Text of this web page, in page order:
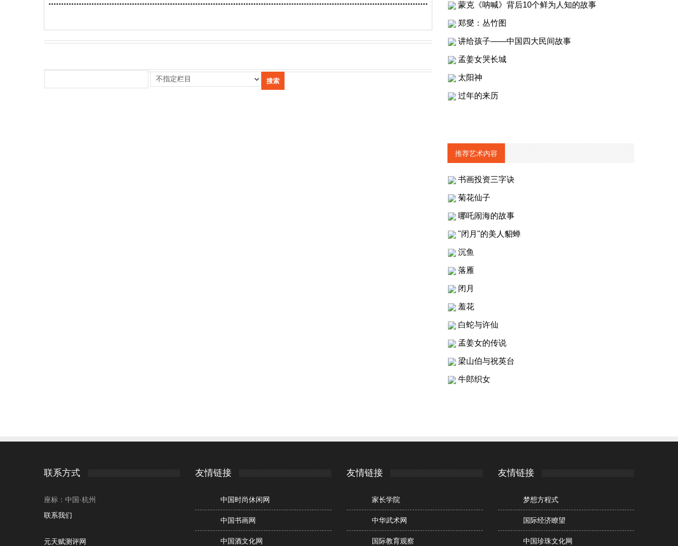
蒙克《呐喊》背后10个鲜为人知的故事
郑燮：丛竹图
讲给孩子——中国四大民间故事
孟姜女哭长城
太阳神
过年的来历
推荐艺术内容
书画投资三字诀
菊花仙子
哪吒闹海的故事
"闭月"的美人貂蝉
沉鱼
落雁
闭月
羞花
白蛇与许仙
孟姜女的传说
梁山伯与祝英台
牛郎织女
联系方式
座标：中国·杭州
联系我们
元天赋测评网
友情链接
中国时尚休闲网
中国书画网
中国酒文化网
友情链接
家长学院
中华武术网
国际教育观察
友情链接
梦想方程式
国际经济瞭望
中国珍珠文化网